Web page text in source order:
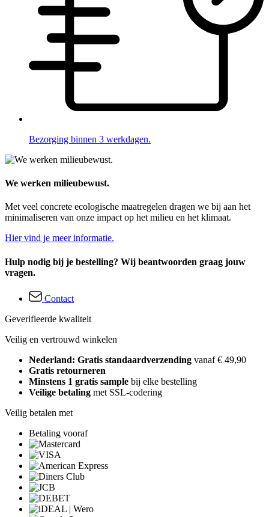
Bezorging binnen 3 werkdagen.
We werken milieubewust.
Met veel concrete ecologische maatregelen dragen we bij aan het
minimaliseren van onze impact op het milieu en het klimaat.
Hier vind je meer informatie.
Hulp nodig bij je bestelling? Wij beantwoorden graag jouw
vragen.
Contact
Geverifieerde kwaliteit
Veilig en vertrouwd winkelen
Nederland: Gratis standaardverzending vanaf € 49,90
Gratis retourneren
Minstens 1 gratis sample bij elke bestelling
Veilige betaling met SSL-codering
Veilig betalen met
Betaling vooraf